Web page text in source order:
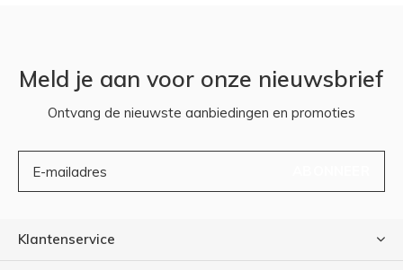
Meld je aan voor onze nieuwsbrief
Ontvang de nieuwste aanbiedingen en promoties
Klantenservice